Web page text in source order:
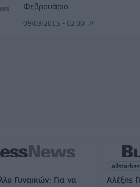
Φεβρουάριο
09/03/2015 - 02:00
Γυναικών: Για να
Αλέξης